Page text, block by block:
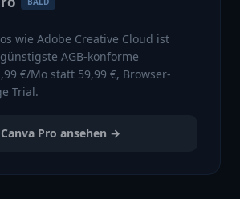
wie Adobe Creative Cloud ist
AGB-konforme
€/Mo statt 59,99 €, Browser-
Trial.
Canva Pro ansehen →